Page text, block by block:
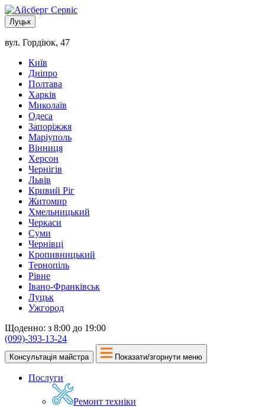
Луцьк
вул. Гордіюк, 47
Київ
Дніпро
Полтава
Харків
Миколаїв
Одеса
Запоріжжя
Маріуполь
Вінниця
Херсон
Чернігів
Львів
Кривий Ріг
Житомир
Хмельницький
Черкаси
Суми
Чернівці
Кропивницький
Тернопіль
Рівне
Івано-Франківськ
Луцьк
Ужгород
Щоденно: з 8:00 до 19:00
(099)-393-13-24
Консультація майстра Показати/згорнути меню
Послуги
Ремонт техніки